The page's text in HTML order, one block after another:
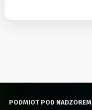
PODMIOT POD NADZOREM